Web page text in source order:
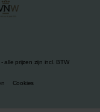
alle prijzen zijn incl. BTW
Cookies